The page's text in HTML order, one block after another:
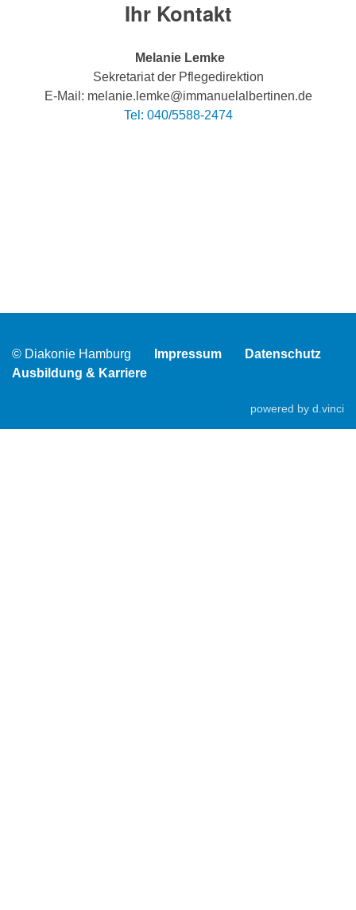
Ihr Kontakt
Melanie Lemke
Sekretariat der Pflegedirektion
E-Mail: melanie.lemke@immanuelalbertinen.de
Tel: 040/5588-2474
© Diakonie Hamburg Impressum
Datenschutz
Ausbildung & Karriere
powered by d.vinci